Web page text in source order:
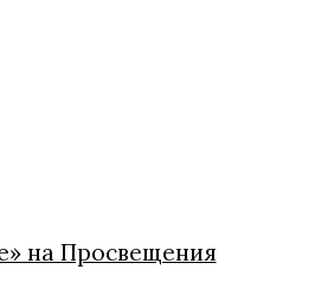
на Просвещения